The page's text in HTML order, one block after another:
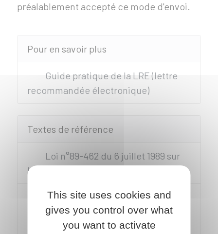
préalablement accepté ce mode d'envoi.
Pour en savoir plus
Guide pratique de la LRE (lettre
recommandée électronique)
Textes de référence
Loi n°89-462 du 6 juillet 1989 sur
les rapports locatifs : article 15
Décret n°2018-347 du 9 mai 2018
relatif à la lettre recommandée
électronique
This site uses cookies and
gives you control over what
you want to activate